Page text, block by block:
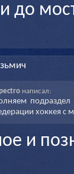
до
написал:
подраздел
хоккея с
и